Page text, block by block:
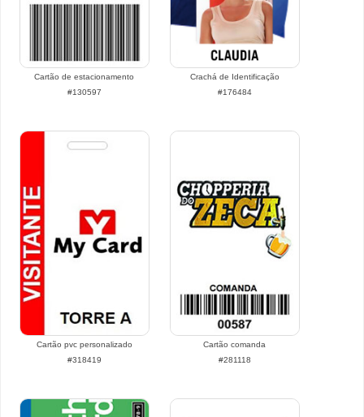
Cartão de estacionamento
#130597
Crachá de Identificação
#176484
Cartão pvc personalizado
#318419
Cartão comanda
#281118